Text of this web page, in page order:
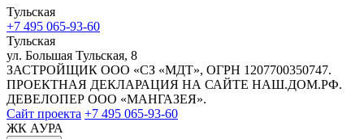
Тульская
+7 495 065-93-60
Тульская
ул. Большая Тульская, 8
ЗАСТРОЙЩИК ООО «СЗ «МДТ», ОГРН 1207700350747.
ПРОЕКТНАЯ ДЕКЛАРАЦИЯ НА САЙТЕ НАШ.ДОМ.РФ.
ДЕВЕЛОПЕР ООО «МАНГАЗЕЯ».
Сайт проекта +7 495 065-93-60
ЖК АУРА